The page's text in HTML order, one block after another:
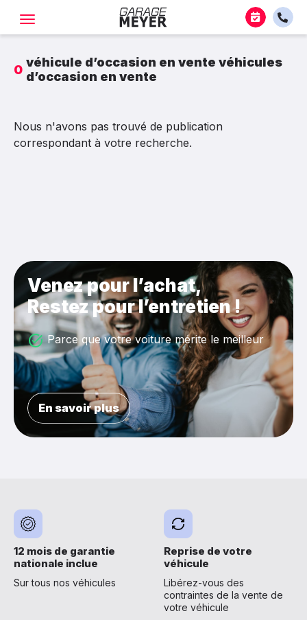
0 véhicule d’occasion en vente véhicules
d’occasion en vente
Nous n'avons pas trouvé de publication
correspondant à votre recherche.
Venez pour l’achat,
Restez pour l’entretien !
Parce que votre voiture mérite le meilleur
En savoir plus
12 mois de garantie
nationale inclue
Sur tous nos véhicules
Reprise de votre
véhicule
Libérez-vous des
contraintes de la vente de
votre véhicule